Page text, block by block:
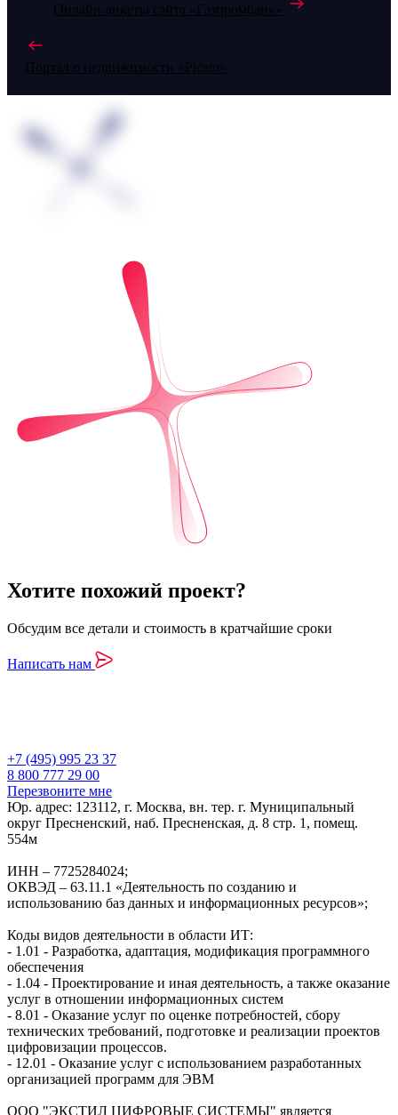
Онлайн-анкеты сайта «Газпромбанк»
Портал о недвижимости «Picato»
Хотите похожий проект?
Обсудим все детали и стоимость в кратчайшие сроки
Написать нам
+7 (495) 995 23 37
8 800 777 29 00
Перезвоните мне
Юр. адрес: 123112, г. Москва, вн. тер. г. Муниципальный
округ Пресненский, наб. Пресненская, д. 8 стр. 1, помещ.
554м
ИНН – 7725284024;
ОКВЭД – 63.11.1 «Деятельность по созданию и
использованию баз данных и информационных ресурсов»;
Коды видов деятельности в области ИТ:
- 1.01 - Разработка, адаптация, модификация программного
обеспечения
- 1.04 - Проектирование и иная деятельность, а также оказание
услуг в отношении информационных систем
- 8.01 - Оказание услуг по оценке потребностей, сбору
технических требований, подготовке и реализации проектов
цифровизации процессов.
- 12.01 - Оказание услуг с использованием разработанных
организацией программ для ЭВМ
ООО "ЭКСТИЛ ЦИФРОВЫЕ СИСТЕМЫ" является